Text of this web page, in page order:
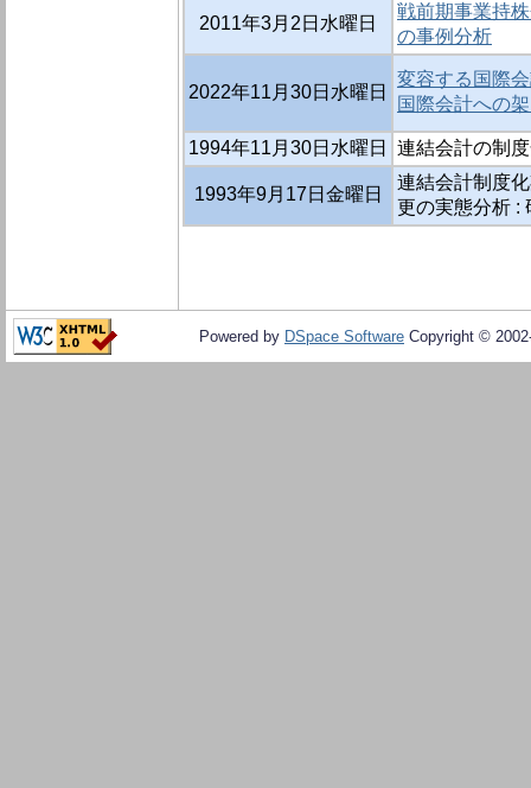
2011年3月2日水曜日
戦前期事業持
の事例分析
2022年11月30日水曜日
変容する国際
国際会計への
1994年11月30日水曜日 連結会計の制
1993年9月17日金曜日
連結会計制度
更の実態分析 :
Powered by DSpace Software Copyright ©